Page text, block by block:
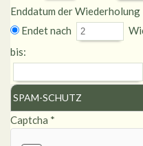
Enddatum der Wiederholung
Endet nach
bis:
SPAM-SCHUTZ
Captcha *